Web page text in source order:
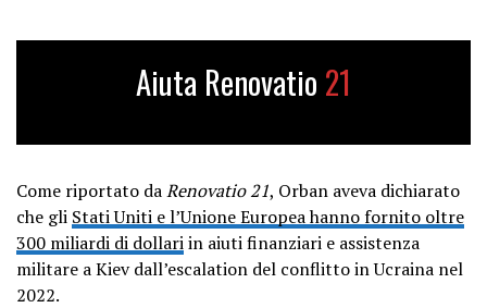
Aiuta Renovatio 21
Come riportato daRenovatio 21, Orban aveva dichiarato
che gli Stati Uniti e l’Unione Europea hanno fornito oltre
300 miliardi di dollariin aiuti finanziari e assistenza
militare a Kiev dall’escalation del conflitto in Ucraina nel
2022.